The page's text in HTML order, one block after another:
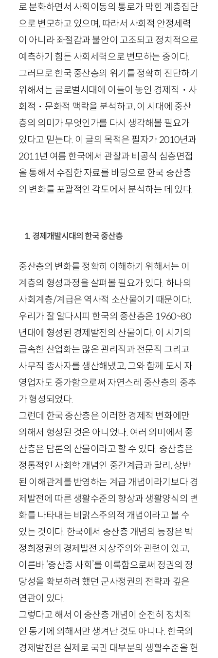
로 분화하면서 사회이동의 통로가 막힌 계층집단
으로 변모하고 있으며, 따라서 사회적 안정세력
이 아니라 좌절감과 불안이 고조되고 정치적으로
예측하기 힘든 사회세력으로 변모하는 중이다.
그러므로 한국 중산층의 위기를 정확히 진단하기
위해서는 글로벌시대에 이들이 놓인 경제적・사
회적・문화적 맥락을 분석하고, 이 시대에 중산
층의 의미가 무엇인가를 다시 생각해볼 필요가
있다고 믿는다. 이 글의 목적은 필자가 2010년과
2011년 여름 한국에서 관찰과 비공식 심층면접
을 통해서 수집한 자료를 바탕으로 한국 중산층
의 변화를 포괄적인 각도에서 분석하는 데 있다.
1. 경제개발시대의 한국 중산층
중산층의 변화를 정확히 이해하기 위해서는 이
계층의 형성과정을 살펴볼 필요가 있다. 하나의
사회계층/계급은 역사적 소산물이기 때문이다.
우리가 잘 알다시피 한국의 중산층은 1960~80
년대에 형성된 경제발전의 산물이다. 이 시기의
급속한 산업화는 많은 관리직과 전문직 그리고
사무직 종사자를 생산해냈고, 그와 함께 도시 자
영업자도 증가함으로써 자연스레 중산층의 중추
가 형성되었다.
그런데 한국 중산층은 이러한 경제적 변화에만
의해서 형성된 것은 아니었다. 여러 의미에서 중
산층은 담론의 산물이라고 할 수 있다. 중산층은
정통적인 사회학 개념인 중간계급과 달리, 상반
된 이해관계를 반영하는 계급 개념이라기보다 경
제발전에 따른 생활수준의 향상과 생활양식의 변
화를 나타내는 비맑스주의적 개념이라고 볼 수
있는 것이다. 한국에서 중산층 개념의 등장은 박
정희정권의 경제발전 지상주의와 관련이 있고,
이른바 ‘중산층 사회’를 이룩함으로써 정권의 정
당성을 확보하려 했던 군사정권의 전략과 깊은
연관이 있다.
그렇다고 해서 이 중산층 개념이 순전히 정치적
인 동기에 의해서만 생겨난 것도 아니다. 한국의
경제발전은 실제로 국민 대부분의 생활수준을 현